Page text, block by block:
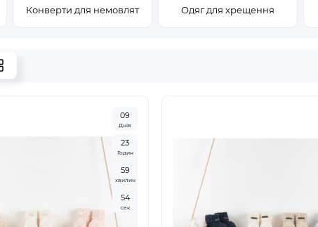
Конверти для немовлят Одяг для хрещення
09
Днів
23
Годин
59
хвилин
53
сек